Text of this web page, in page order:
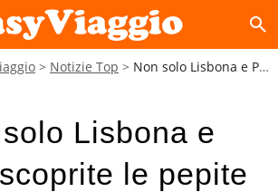
search
Notizie Top Non solo Lisbona e Porto: scoprite le pepite segrete del Portogallo
Lisbona e
le pepite